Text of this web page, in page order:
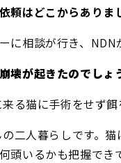
頼はどこからありま
に相談が行き、
壊が起きたのでしょ
る猫に手術をせず
二人暮らしです。
頭いるかも把握で